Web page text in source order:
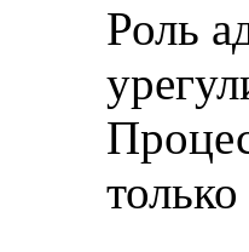
Роль